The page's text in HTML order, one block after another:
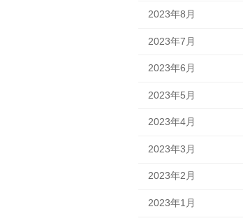
2023年8月
2023年7月
2023年6月
2023年5月
2023年4月
2023年3月
2023年2月
2023年1月